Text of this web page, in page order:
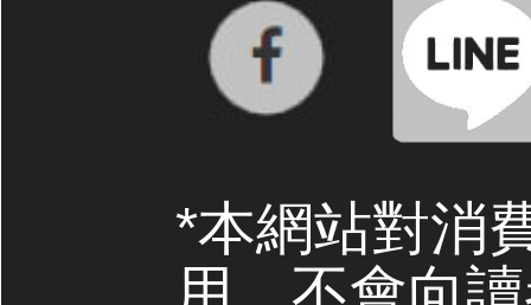
*本網站對消
用，不會向